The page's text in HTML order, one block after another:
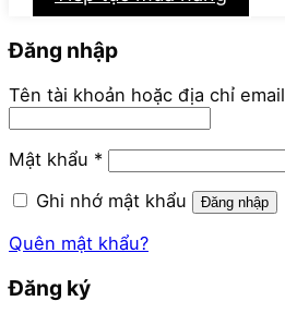
Đăng nhập
Tên tài khoản hoặc địa chỉ email
Mật khẩu *Bắt
buộc
Ghi nhớ mật khẩu
Đăng nhập
Quên mật khẩu?
Đăng ký